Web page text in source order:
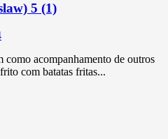
5 (1)
como acompanhamento de outros
com batatas fritas...